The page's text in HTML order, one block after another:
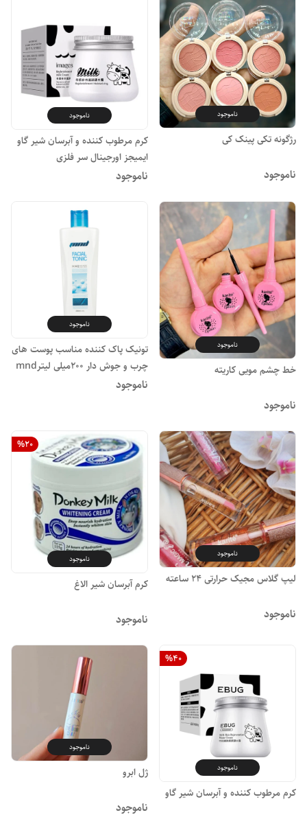
ناموجود
رژگونه تکی پینک کی
ناموجود
ناموجود
کرم مرطوب کننده و آبرسان شیر گاو
ایمیجز اورجینال سر فلزی
ناموجود
ناموجود
خط چشم مویی کاریته
ناموجود
ناموجود
تونیک پاک کننده مناسب پوست های
چرب و جوش دار ۲۰۰میلی لیترmnd
ناموجود
ناموجود
لیپ گلاس مجیک حرارتی ۲۴ ساعته
ناموجود
%20
ناموجود
کرم آبرسان شیر الاغ
ناموجود
%40
ناموجود
کرم مرطوب کننده و آبرسان شیر گاو
ناموجود
ژل ابرو
ناموجود